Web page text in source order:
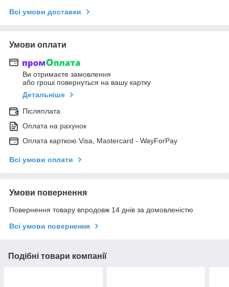
Всі умови доставки
Умови оплати
Ви отримаєте замовлення
або гроші повернуться на вашу картку
Детальніше
Післяплата
Оплата на рахунок
Оплата карткою Visa, Mastercard - WayForPay
Всі умови оплати
Умови повернення
Повернення товару впродовж 14 днів за домовленістю
Всі умови повернення
Подібні товари компанії